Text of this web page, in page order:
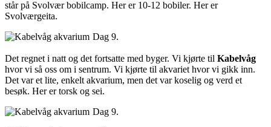
står på Svolvær bobilcamp. Her er 10-12 bobiler. Her er
Svolværgeita.
Dag 9.
Det regnet i natt og det fortsatte med byger. Vi kjørte til Kabelvåg
hvor vi så oss om i sentrum. Vi kjørte til akvariet hvor vi gikk inn.
Det var et lite, enkelt akvarium, men det var koselig og verd et
besøk. Her er torsk og sei.
Dag 9.